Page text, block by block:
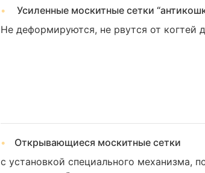
Усиленные москитные сетки
Не деформируются, не рвутся от когтей
Открывающиеся москитные сетки
с установкой специального механизма,